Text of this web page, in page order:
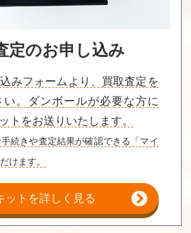
定のお申し込み
みフォームより、買取査定を
い。ダンボールが必要な方に
トをお送りいたします。
続きや査定結果が確認できる「マイ
けます。
ットを詳しく見る